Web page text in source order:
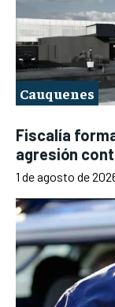
Cauquenes
Fiscalía
agresión
1 de agosto de